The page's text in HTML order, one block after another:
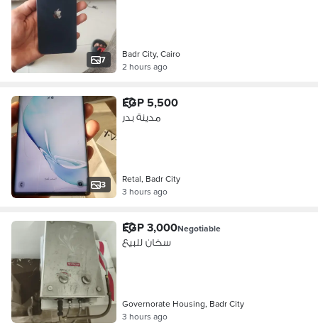
7
Badr City, Cairo
2 hours ago
3
EGP 5,500
مدينة بدر
Retal, Badr City
3 hours ago
EGP 3,000Negotiable
سخان للبيع
Governorate Housing, Badr City
3 hours ago